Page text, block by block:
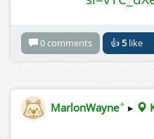
Your Pangea Grid
0 comments 👍5like
MarlonWayne✦ ▸